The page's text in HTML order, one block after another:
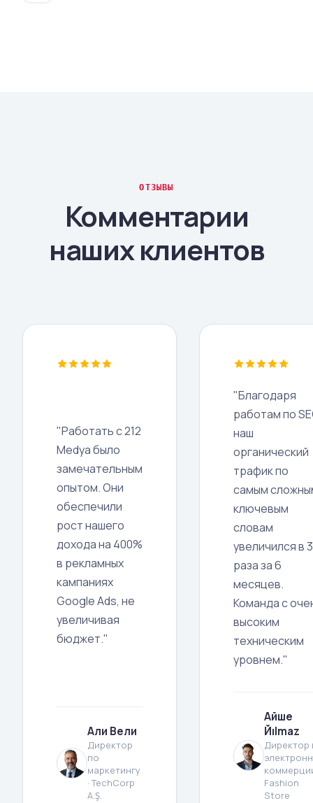
ОТЗЫВЫ
Комментарии
наших клиентов
"Работать с 212
Medya было
замечательным
опытом. Они
обеспечили
рост нашего
дохода на 400%
в рекламных
кампаниях
Google Ads, не
увеличивая
бюджет."
Али Вели
Директор
по
маркетингу
· TechCorp
A.Ş.
"Благодаря
работам по
наш
органический
трафик по
самым
ключевым
словам
увеличился в 3
раза за 6
месяцев.
Команда с
высоким
техническим
уровнем."
Айше
Йılmaz
Директор
Fashion
Store